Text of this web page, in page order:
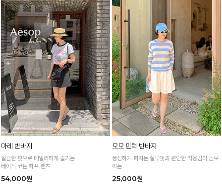
마레 반바지
깔끔한 핏으로 데일리하게 즐기는
베이직 코튼 하프 팬츠
54,000원
모모 핀턱 반바지
풍성하게 퍼지는 실루엣과 편안한 착용감이 돋보
이는
여름 시즌 데일리로 즐기기 좋은 4부 팬츠예요 :)
25,000원